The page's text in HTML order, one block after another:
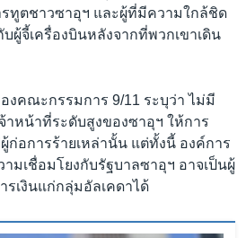
ทูตชาวซาอุฯ และผู้ที่มีความใกล้ชิด
ผู้จี้เครื่องบินหลังจากที่พวกเขาเดิน
งคณะกรรมการ 9/11 ระบุว่า ไม่มี
าหน้าที่ระดับสูงของซาอุฯ ให้การ
ก่อการร้ายเหล่านั้น แต่ทั้งนี้ องค์การ
มเชื่อมโยงกับรัฐบาลซาอุฯ อาจเป็นผู้
เงินแก่กลุ่มอัลเคดาได้